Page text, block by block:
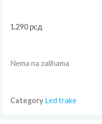
1.290 рсд
Nema na zalihama
Category Led trake